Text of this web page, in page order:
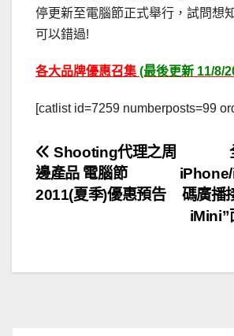
停更新至電腦節正式舉行，試問想
可以錯過!
各大品牌優惠召集 (最後更新 11/8/
[catlist id=7259 numberposts=99
文
章
碼廣播
iMini”
Shooting代理之周
邊產品 電腦節
2011(夏季)優惠預告